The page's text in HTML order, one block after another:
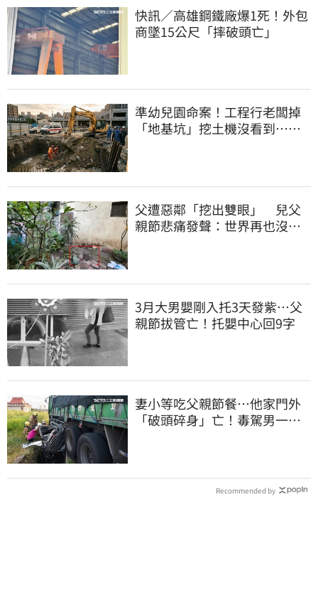
快訊／高雄鋼鐵廠爆1死！外包
商墜15公尺「摔破頭亡」
準幼兒園命案！工程行老闆掉
「地基坑」挖土機沒看到…下
父遭惡鄰「挖出雙眼」 兒父
親節悲痛發聲：世界再也沒有
3月大男嬰剛入托3天發紫…父
親節拔管亡！托嬰中心回9字
妻小等吃父親節餐⋯他家門外
「破頭碎身」亡！毒駕男一路
Recommended by